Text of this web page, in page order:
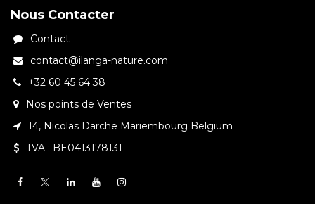
Nous Contacter
Contact
contact@ilanga-nature.com
+32 60 45 64 38
Nos points de Ventes
14, Nicolas Darche Mariembourg Belgium
TVA : BE0413178131